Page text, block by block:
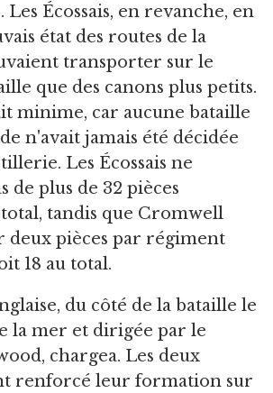
Les Écossais, en revanche, en
état des routes de la
transporter sur le
que des canons plus petits.
minime, car aucune bataille
n'avait jamais été décidée
Les Écossais ne
de plus de 32 pièces
tandis que Cromwell
deux pièces par régiment
18 au total.
du côté de la bataille le
la mer et dirigée par le
chargea. Les deux
renforcé leur formation sur